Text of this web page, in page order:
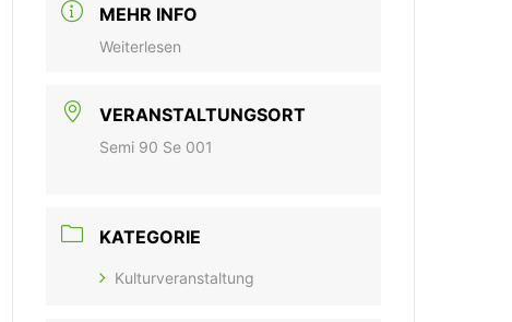
MEHR INFO
Weiterlesen
VERANSTALTUNGSORT
Semi 90 Se 001
KATEGORIE
Kulturveranstaltung